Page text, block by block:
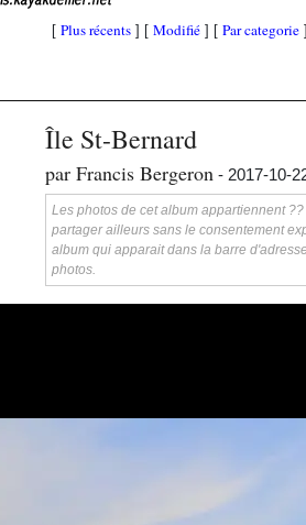
[ Plus récents ] [ Modifié ] [ Par categorie
Île St-Bernard
par Francis Bergeron - 2017-10-
Les photos de cet album appartiennent
partager ailleurs sans le consentement
album qui apparait dans la barre
photos.